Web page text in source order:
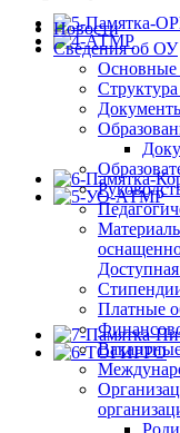
Новости
Сведения об ОУ
Основные
Платные